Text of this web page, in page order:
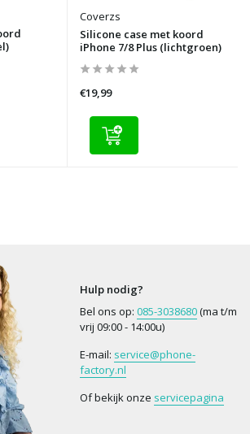
Coverzs
Silicone case met koord
iPhone 7/8 Plus (lichtgroen)
€19,99
Hulp nodig?
Bel ons op: 085-3038680(ma t/m
vrij 09:00 - 14:00u)
E-mail: service@phone-
factory.nl
Of bekijk onze servicepagina